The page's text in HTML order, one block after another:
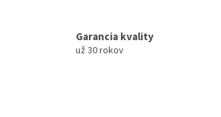
Garancia kvality
už 30 rokov